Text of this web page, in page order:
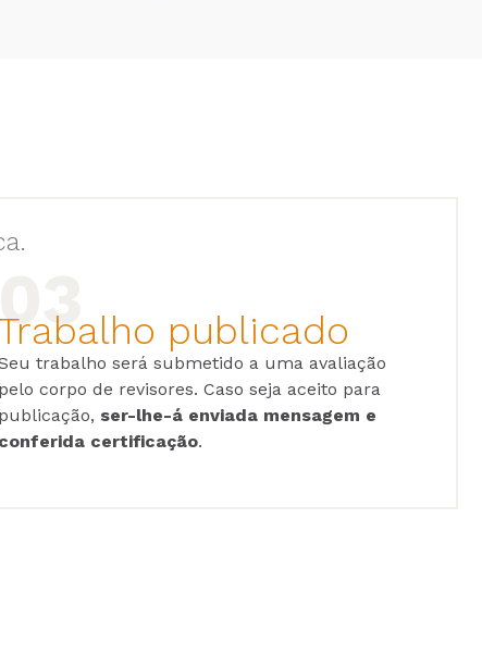
publicado
trabalho será submetido a uma avaliação
pelo corpo de revisores. Caso seja aceito para
publicação, ser-lhe-á enviada mensagem e
conferida certificação.